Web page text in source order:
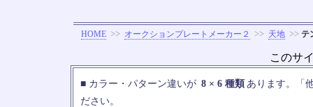
HOME >> オークションプレートメーカー２ >> 天地 >> テ
このサ
■ カラー・パターン違いが 8 × 6 種類 あります。「
ださい。